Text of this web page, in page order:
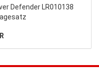
Defender LR010138